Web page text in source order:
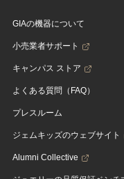
GIAの機器について
小売業者サポート
キャンパス ストア
よくある質問（FAQ）
プレスルーム
ジェムキッズのウェブサイト
Alumni Collective